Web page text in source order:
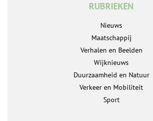
RUBRIEKEN
Nieuws
Maatschappij
Verhalen en Beelden
Wijknieuws
Duurzaamheid en Natuur
Verkeer en Mobiliteit
Sport